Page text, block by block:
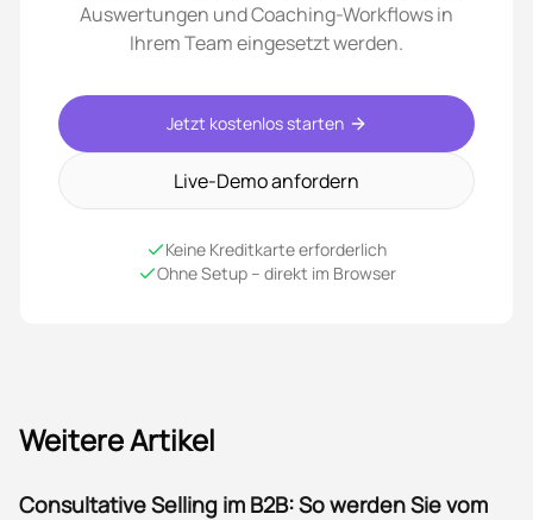
Auswertungen und Coaching-Workflows in
Ihrem Team eingesetzt werden.
Jetzt kostenlos starten
Live-Demo anfordern
Keine Kreditkarte erforderlich
Ohne Setup – direkt im Browser
Weitere Artikel
Consultative Selling im B2B: So werden Sie vom